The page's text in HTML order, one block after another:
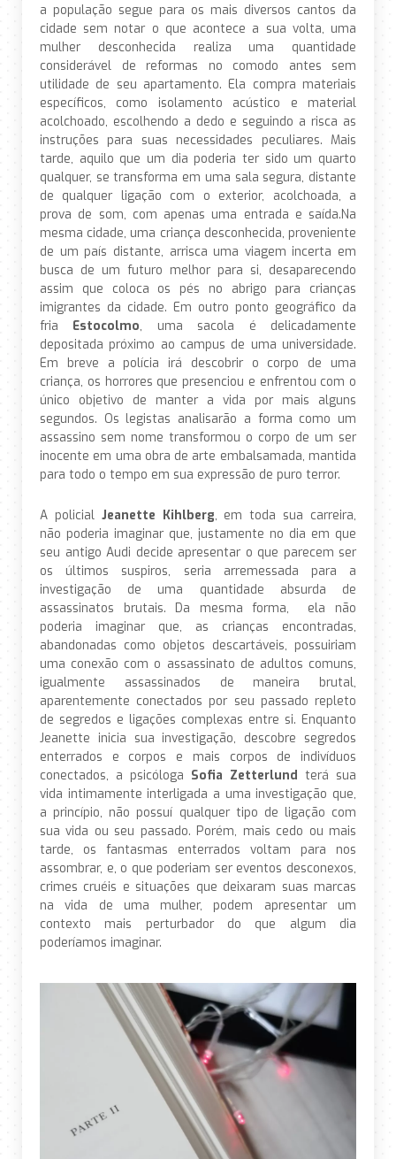
a população segue para os mais diversos cantos da
cidade sem notar o que acontece a sua volta, uma
mulher desconhecida realiza uma quantidade
considerável de reformas no comodo antes sem
utilidade de seu apartamento. Ela compra materiais
específicos, como isolamento acústico e material
acolchoado, escolhendo a dedo e seguindo a risca as
instruções para suas necessidades peculiares. Mais
tarde, aquilo que um dia poderia ter sido um quarto
qualquer, se transforma em uma sala segura, distante
de qualquer ligação com o exterior, acolchoada, a
prova de som, com apenas uma entrada e saída.Na
mesma cidade, uma criança desconhecida, proveniente
de um país distante, arrisca uma viagem incerta em
busca de um futuro melhor para si, desaparecendo
assim que coloca os pés no abrigo para crianças
imigrantes da cidade. Em outro ponto geográfico da
fria Estocolmo, uma sacola é delicadamente
depositada próximo ao campus de uma universidade.
Em breve a polícia irá descobrir o corpo de uma
criança, os horrores que presenciou e enfrentou com o
único objetivo de manter a vida por mais alguns
segundos. Os legistas analisarão a forma como um
assassino sem nome transformou o corpo de um ser
inocente em uma obra de arte embalsamada, mantida
para todo o tempo em sua expressão de puro terror.
A policial Jeanette Kihlberg, em toda sua carreira,
não poderia imaginar que, justamente no dia em que
seu antigo Audi decide apresentar o que parecem ser
os últimos suspiros, seria arremessada para a
investigação de uma quantidade absurda de
assassinatos brutais. Da mesma forma, ela não
poderia imaginar que, as crianças encontradas,
abandonadas como objetos descartáveis, possuiriam
uma conexão com o assassinato de adultos comuns,
igualmente assassinados de maneira brutal,
aparentemente conectados por seu passado repleto
de segredos e ligações complexas entre si. Enquanto
Jeanette inicia sua investigação, descobre segredos
enterrados e corpos e mais corpos de indivíduos
conectados, a psicóloga Sofia Zetterlund terá sua
vida intimamente interligada a uma investigação que,
a princípio, não possuí qualquer tipo de ligação com
sua vida ou seu passado. Porém, mais cedo ou mais
tarde, os fantasmas enterrados voltam para nos
assombrar, e, o que poderiam ser eventos desconexos,
crimes cruéis e situações que deixaram suas marcas
na vida de uma mulher, podem apresentar um
contexto mais perturbador do que algum dia
poderíamos imaginar.